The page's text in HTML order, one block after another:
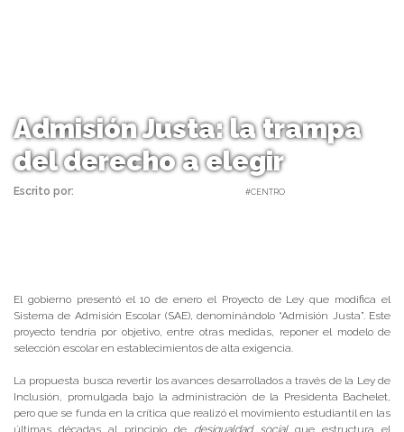
Admisión Justa: la trampa
del derecho a elegir
Escrito por: #CENTRO
El gobierno presentó el 10 de enero el Proyecto de Ley que modifica el
Sistema de Admisión Escolar (SAE), denominándolo “Admisión Justa”. Este
proyecto tendría por objetivo, entre otras medidas, reponer el modelo de
selección escolar en establecimientos de alta exigencia.
La propuesta busca revertir los avances desarrollados a través de la Ley de
Inclusión, promulgada bajo la administración de la Presidenta Bachelet,
pero que se funda en la crítica que realizó el movimiento estudiantil en las
últimas décadas al principio de desigualdad socialque estructura el